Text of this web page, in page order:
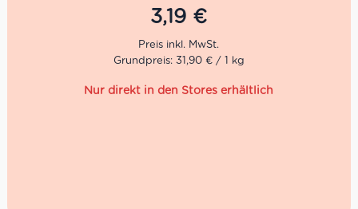
verwendeten mehrstufigen Verfahren hergestellt wird.
Der Pecorino Sardo ist bekannt für seine Rolle als Zutat in
vielen traditionellen Gerichten und auch für den „puren“
Genuss, etwa als Teil der Vorspeise, auf einer Käseplatte
nach dem Hauptgang oder einfach so zu einem Glas
Wein. Im Centro Italia kannst Du Dir diese italienische
3,19 €
Grundpreis: 31,90 € / 1 kg